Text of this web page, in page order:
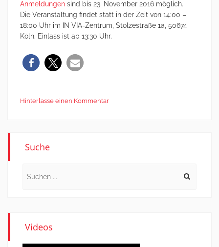
Anmeldungen sind bis 23. November 2016 möglich.
Die Veranstaltung findet statt in der Zeit von 14:00 –
18:00 Uhr im IN VIA-Zentrum, Stolzestraße 1a, 50674
Köln. Einlass ist ab 13:30 Uhr.
Hinterlasse einen Kommentar
Suche
Videos